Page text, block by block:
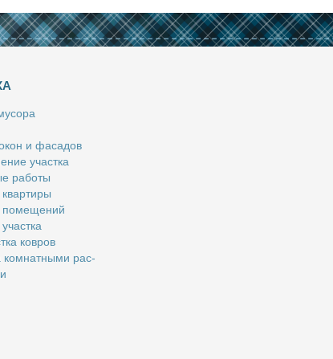
и фа­са­дов
участ­ка
ра­бо­ты
по­ме­ще­ний
ков­ров
ком­нат­ны­ми рас­